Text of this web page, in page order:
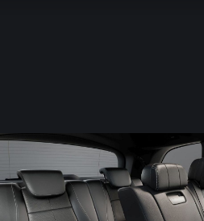
Polityka prywatności
Reklama